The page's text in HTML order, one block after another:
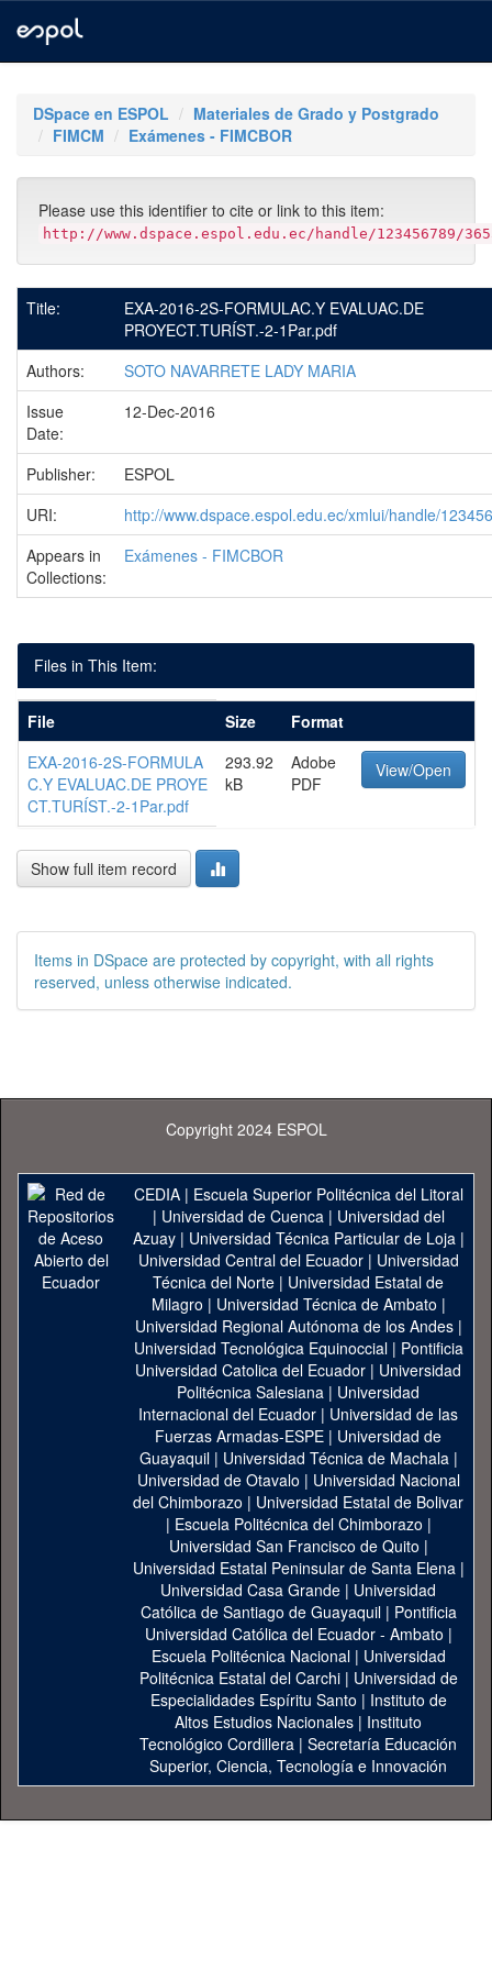
navigationDSpace en ESPOL
Materiales de Grado y Postgrado
FIMCM
Exámenes - FIMCBOR
Please use this identifier to cite or link to this item:
http://www.dspace.espol.edu.ec/handle/123456789/
Title:
EXA-2016-2S-FORMULAC.Y EVALUAC.DE
PROYECT.TURÍST.-2-1Par.pdf
Authors:
SOTO NAVARRETE LADY MARIA
Issue
Date:
12-Dec-2016
Publisher:
ESPOL
URI:
http://www.dspace.espol.edu.ec/xmlui/handle/
Appears in
Collections:
Exámenes - FIMCBOR
Files in This Item:
File Size
Format
EXA-2016-2S-FORMULA
C.Y EVALUAC.DE PROYE
CT.TURÍST.-2-1Par.pdf
293.92
kB
Adobe
PDF
View/Open
Show full item record
Items in DSpace are protected by copyright, with all rights
reserved, unless otherwise indicated.
Copyright 2024 ESPOL
CEDIA| Escuela Superior Politécnica del Litoral
| Universidad de Cuenca| Universidad del
Azuay| Universidad Técnica Particular de Loja|
Universidad Central del Ecuador| Universidad
Técnica del Norte | Universidad Estatal de
Milagro | Universidad Técnica de Ambato |
Universidad Regional Autónoma de los Andes|
Universidad Tecnológica Equinoccial| Pontificia
Universidad Catolica del Ecuador | Universidad
Politécnica Salesiana | Universidad
Internacional del Ecuador | Universidad de las
Fuerzas Armadas-ESPE | Universidad de
Guayaquil| Universidad Técnica de Machala|
Universidad de Otavalo | Universidad Nacional
del Chimborazo | Universidad Estatal de Bolivar
| Escuela Politécnica del Chimborazo |
Universidad San Francisco de Quito |
Universidad Estatal Peninsular de Santa Elena|
Universidad Casa Grande | Universidad
Católica de Santiago de Guayaquil| Pontificia
Universidad Católica del Ecuador - Ambato |
Escuela Politécnica Nacional| Universidad
Politécnica Estatal del Carchi| Universidad de
Especialidades Espíritu Santo | Instituto de
Altos Estudios Nacionales | Instituto
Tecnológico Cordillera | Secretaría Educación
Superior, Ciencia, Tecnología e Innovación